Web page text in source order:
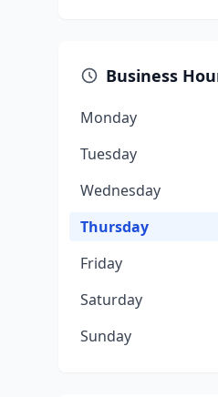
Business
Monday
Tuesday
Wednesday
Thursday
Friday
Saturday
Sunday